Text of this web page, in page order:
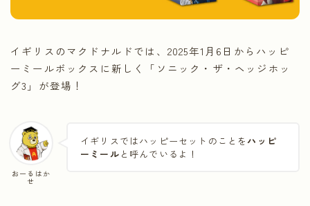
イギリスのマクドナルドでは、2025年1月6日からハッピ
ーミールボックスに新しく「ソニック・ザ・ヘッジホッ
グ3」が登場！
おーるはか
せ
イギリスではハッピーセットのことをハッピ
ーミール と呼んでいるよ！